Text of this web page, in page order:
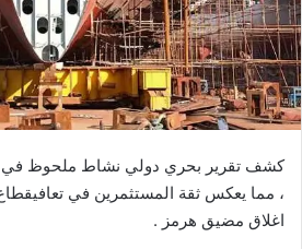
ل
ك
ت
ر
و
ي
ا
كشف تقرير بحري دولي نشاط ملحوظ في
، مما يعكس ثقة المستثمرين في تعافي
اغلاق مضيق هرمز .